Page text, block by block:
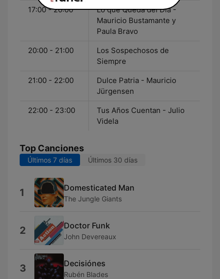
17:00 - 20:00
Lo que Queda del Día -
Mauricio Bustamante y
Paula Bravo
20:00 - 21:00
Los Sospechosos de
Siempre
21:00 - 22:00
Dulce Patria - Mauricio
Jürgensen
22:00 - 23:00
Tus Años Cuentan - Julio
Videla
Top Canciones
Últimos 7 días Últimos 30 días
1 Domesticated Man
The Jungle Giants
2 Doctor Funk
John Devereaux
3 Decisiónes
Rubén Blades